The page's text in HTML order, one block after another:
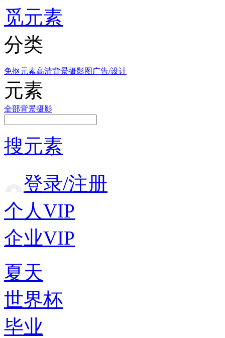
觅元素
分类
免抠元素高清背景摄影图 广告/设计
元素
全部背景摄影
搜元素
登录/注册
个人VIP
企业VIP
夏天
世界杯
毕业